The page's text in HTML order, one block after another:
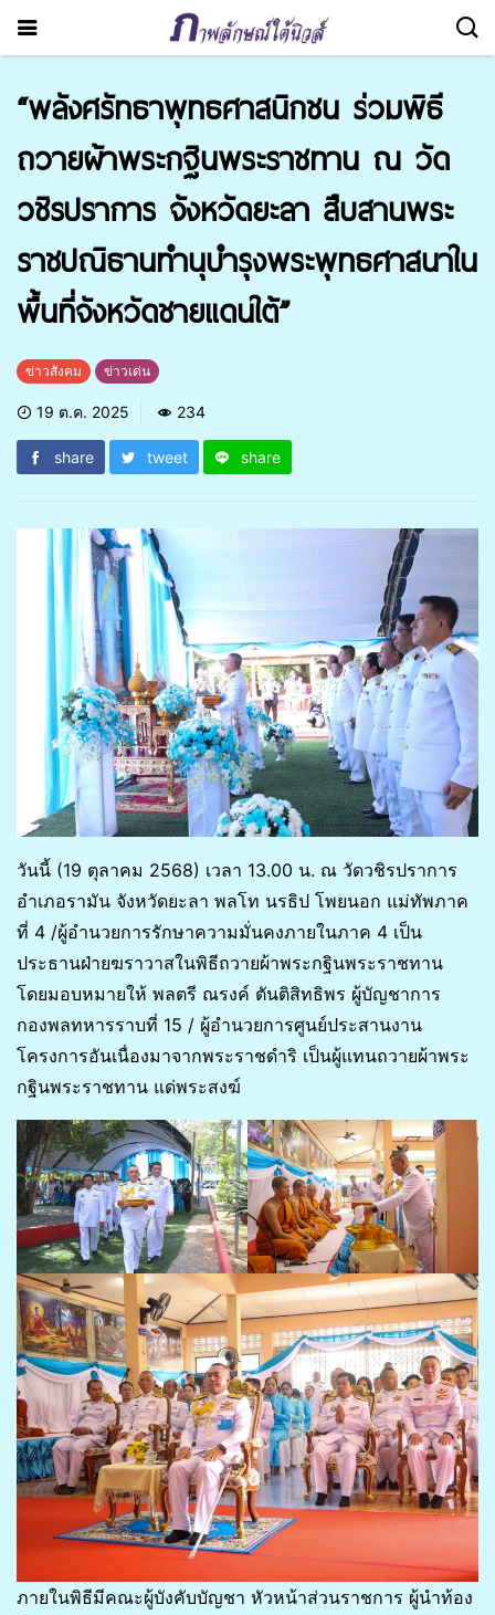
“พลังศรัทธาพุทธศาสนิกชน ร่วมพิธี
ถวายผ้าพระกฐินพระราชทาน ณ วัด
วชิรปราการ จังหวัดยะลา สืบสานพระ
ราชปณิธานทำนุบำรุงพระพุทธศาสนาใน
พื้นที่จังหวัดชายแดนใต้”
ข่าวสังคม ข่าวเด่น
19 ต.ค. 2025 234
share tweet share
วันนี้ (19 ตุลาคม 2568) เวลา 13.00 น. ณ วัดวชิรปราการ
อำเภอรามัน จังหวัดยะลา พลโท นรธิป โพยนอก แม่ทัพภาค
ที่ 4 /ผู้อำนวยการรักษาความมั่นคงภายในภาค 4 เป็น
ประธานฝ่ายฆราวาสในพิธีถวายผ้าพระกฐินพระราชทาน
โดยมอบหมายให้ พลตรี ณรงค์ ตันติสิทธิพร ผู้บัญชาการ
กองพลทหารราบที่ 15 / ผู้อำนวยการศูนย์ประสานงาน
โครงการอันเนื่องมาจากพระราชดำริ เป็นผู้แทนถวายผ้าพระ
กฐินพระราชทาน แด่พระสงฆ์
ภายในพิธีมีคณะผู้บังคับบัญชา หัวหน้าส่วนราชการ ผู้นำท้อง